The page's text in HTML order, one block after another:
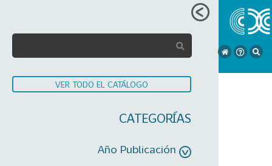
VER TODO EL CATÁLOGO
CATEGORÍAS
Año Publicación